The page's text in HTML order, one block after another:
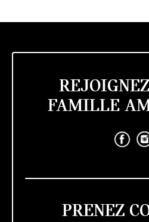
FAMILLE
PRENEZ